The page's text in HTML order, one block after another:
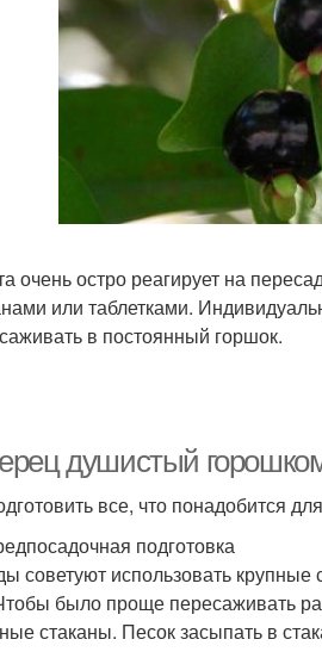
очень остро реагирует на
или таблетками.
в постоянный горшок.
душистый
все, что понадобится
подготовка
советуют использовать крупные
было проще пересаживать
стаканы. Песок засыпать в